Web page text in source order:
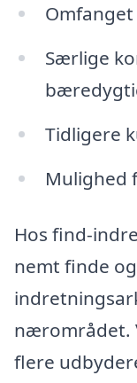
Særlige
Tidligere
Mulighed
Hos find-
nemt finde
nærområdet.
flere